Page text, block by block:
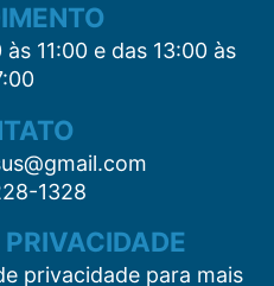
11:00 e das 13:00 às
1328
privacidade para mais